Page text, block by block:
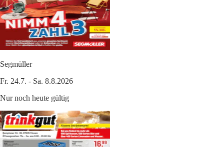
Segmüller
Fr. 24.7. - Sa. 8.8.2026
Nur noch heute gültig